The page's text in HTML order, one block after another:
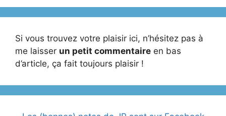
Si vous trouvez votre plaisir ici, n’hésitez pas à
me laisser un petit commentaire en bas
d’article, ça fait toujours plaisir !